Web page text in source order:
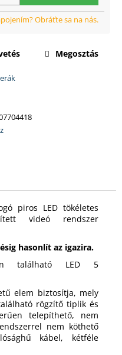
Megosztás
piros LED tökéletes
videó rendszer
hasonlít az igazira.
található LED 5
elem biztosítja, mely
rögzítő tiplik és
telepíthető, nem
nem köthető
kábel, kétféle